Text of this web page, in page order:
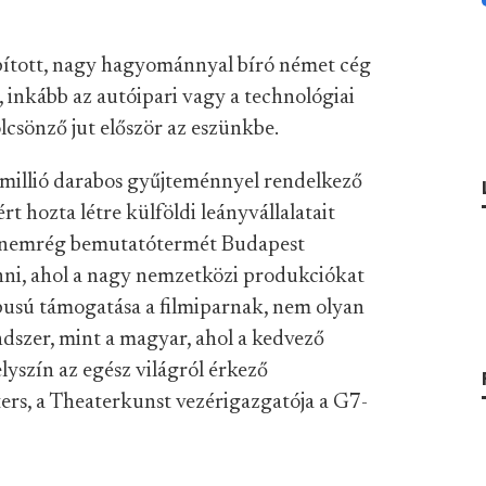
nagy hagyománnyal bíró német cég
az autóipari vagy a technológiai
jut először az eszünkbe.
darabos gyűjteménnyel rendelkező
hozta létre külföldi leányvállalatait
bemutatótermét Budapest
ahol a nagy nemzetközi produkciókat
támogatása a filmiparnak, nem olyan
mint a magyar, ahol a kedvező
az egész világról érkező
a Theaterkunst vezérigazgatója a G7-